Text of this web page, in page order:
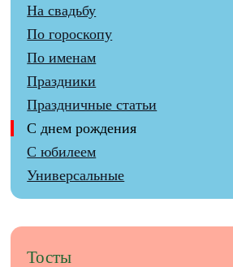
На свадьбу
По гороскопу
По именам
Праздники
Праздничные статьи
С днем рождения
С юбилеем
Универсальные
Тосты